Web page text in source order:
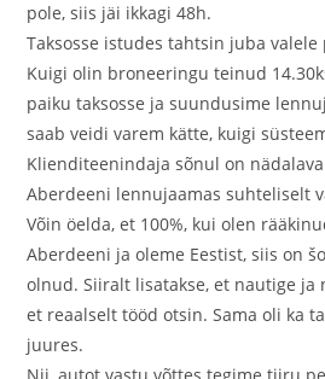
pole, siis jäi ikkagi 48h.
Taksosse istudes tahtsin juba valele
Kuigi olin broneeringu teinud
paiku taksosse ja suundusime
saab veidi varem kätte, kuigi
Klienditeenindaja sõnul on
Aberdeeni lennujaamas suhteliselt
Võin öelda, et 100%, kui olen
Aberdeeni ja oleme Eestist, siis on
olnud. Siiralt lisatakse, et nautige ja
et reaalselt tööd otsin. Sama oli ka
juures.